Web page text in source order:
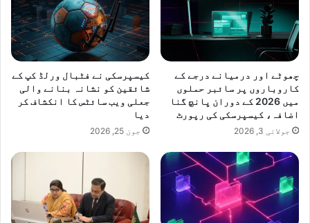
چھوٹے اور درمیانے درجے کے
کاروباروں پر سائبر حملوں
میں 2026 کے دوران پانچ گنا
اضافہ، کیسپرسکی کی رپورٹ
جولائی 3, 2026
کیسپرسکی نے فٹبال ورلڈ کپ کے
شائقین کو نشانہ بنانے والی
جعلی ویب سائٹس کا انکشاف کر
دیا
جون 25, 2026